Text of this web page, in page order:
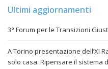
Ultimi aggiornamenti
3° Forum per le Transizioni
A Torino presentazione dell’XI
solo casa. Ripensare il sistema